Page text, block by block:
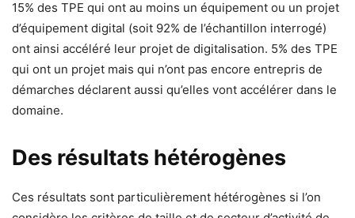
15% des TPE qui ont au moins un équipement ou un projet
d’équipement digital (soit 92% de l’échantillon interrogé)
ont ainsi accéléré leur projet de digitalisation. 5% des TPE
qui ont un projet mais qui n’ont pas encore entrepris de
démarches déclarent aussi qu’elles vont accélérer dans le
domaine.
Des résultats hétérogènes
Ces résultats sont particulièrement hétérogènes si l’on